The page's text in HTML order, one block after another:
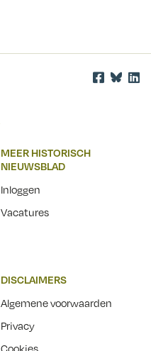
MEER HISTORISCH
NIEUWSBLAD
Inloggen
Vacatures
DISCLAIMERS
Algemene voorwaarden
Privacy
Cookies